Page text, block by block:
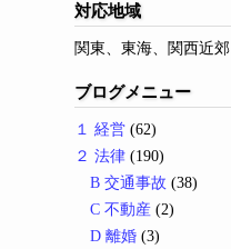
対応地域
関東、東海、関西近郊
ブログメニュー
１ 経営 (62)
２ 法律 (190)
B 交通事故 (38)
C 不動産 (2)
D 離婚 (3)